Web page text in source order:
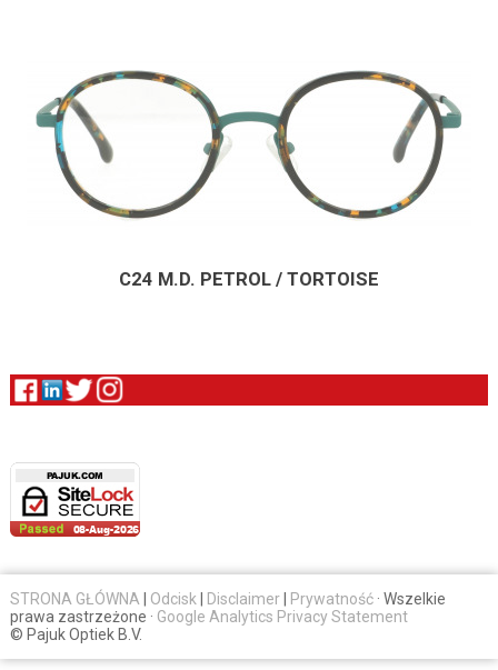
C24 M.D. PETROL / TORTOISE
STRONA GŁÓWNA Odcisk Disclaimer| Prywatność· Wszelkie
prawa zastrzeżone · Google Analytics Privacy Statement
© Pajuk Optiek B.V.